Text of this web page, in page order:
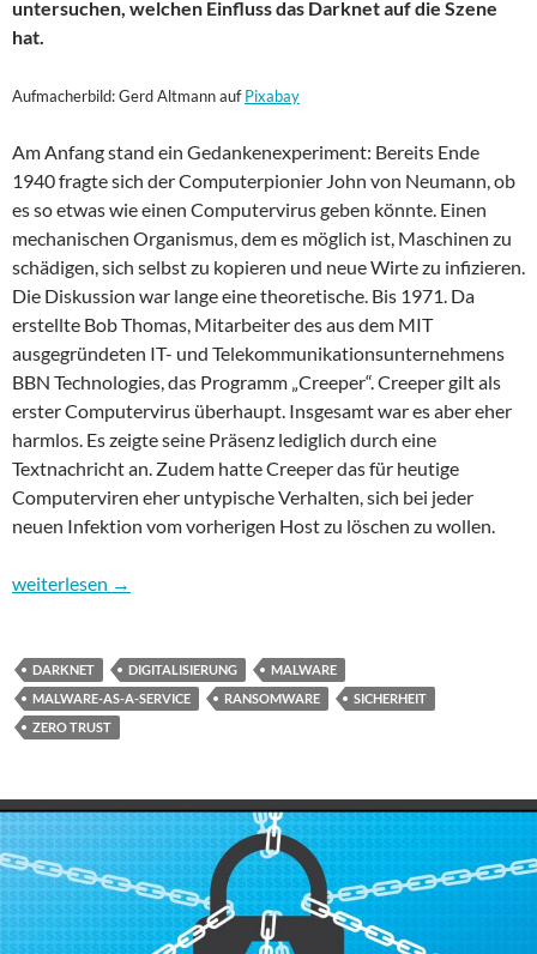
untersuchen, welchen Einfluss das Darknet auf die Szene
hat.
Aufmacherbild: Gerd Altmann aufPixabay
Am Anfang stand ein Gedankenexperiment: Bereits Ende
1940 fragte sich der Computerpionier John von Neumann, ob
es so etwas wie einen Computervirus geben könnte. Einen
mechanischen Organismus, dem es möglich ist, Maschinen zu
schädigen, sich selbst zu kopieren und neue Wirte zu infizieren.
Die Diskussion war lange eine theoretische. Bis 1971. Da
erstellte Bob Thomas, Mitarbeiter des aus dem MIT
ausgegründeten IT- und Telekommunikationsunternehmens
BBN Technologies, das Programm „Creeper“. Creeper gilt als
erster Computervirus überhaupt. Insgesamt war es aber eher
harmlos. Es zeigte seine Präsenz lediglich durch eine
Textnachricht an. Zudem hatte Creeper das für heutige
Computerviren eher untypische Verhalten, sich bei jeder
neuen Infektion vom vorherigen Host zu löschen zu wollen.
Sicherheit im Internet – Teil 3: Das große Katz-und-Maus-Spiel
weiterlesen →
DARKNET DIGITALISIERUNG
MALWARE
MALWARE-AS-A-SERVICE
RANSOMWARE
SICHERHEIT
ZERO TRUST